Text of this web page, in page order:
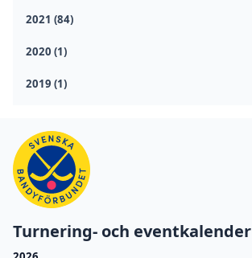
2021 (84)
2020 (1)
2019 (1)
Turnering- och eventkalender